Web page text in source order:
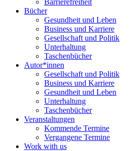
Barrierefreiheit
Bücher
Gesundheit und Leben
Business und Karriere
Gesellschaft und Politik
Unterhaltung
Taschenbücher
Autor*innen
Gesellschaft und Politik
Business und Karriere
Gesundheit und Leben
Unterhaltung
Taschenbücher
Veranstaltungen
Kommende Termine
Vergangene Termine
Work with us